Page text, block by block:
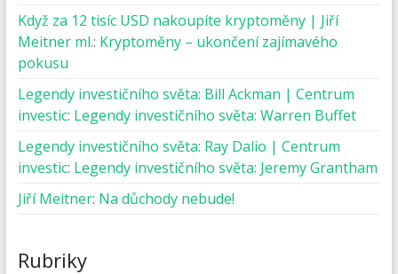
Když za 12 tisíc USD nakoupíte kryptoměny | Jiří
Meitner ml.: Kryptoměny – ukončení zajímavého
pokusu
Legendy investičního světa: Bill Ackman | Centrum
investic: Legendy investičního světa: Warren Buffet
Legendy investičního světa: Ray Dalio | Centrum
investic: Legendy investičního světa: Jeremy Grantham
Jiří Meitner: Na důchody nebude!
Rubriky